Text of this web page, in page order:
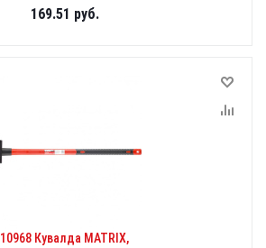
169.51 руб.
10968 Кувалда MATRIX,